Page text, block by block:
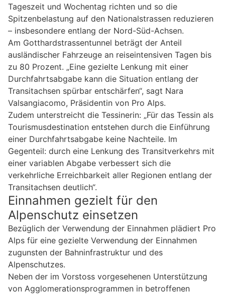
Tageszeit und Wochentag richten und so die
Spitzenbelastung auf den Nationalstrassen reduzieren
– insbesondere entlang der Nord-Süd-Achsen.
Am Gotthardstrassentunnel beträgt der Anteil
ausländischer Fahrzeuge an reiseintensiven Tagen bis
zu 80 Prozent. „Eine gezielte Lenkung mit einer
Durchfahrtsabgabe kann die Situation entlang der
Transitachsen spürbar entschärfen“, sagt Nara
Valsangiacomo, Präsidentin von Pro Alps.
Zudem unterstreicht die Tessinerin: „Für das Tessin als
Tourismusdestination entstehen durch die Einführung
einer Durchfahrtsabgabe keine Nachteile. Im
Gegenteil: durch eine Lenkung des Transitverkehrs mit
einer variablen Abgabe verbessert sich die
verkehrliche Erreichbarkeit aller Regionen entlang der
Transitachsen deutlich“.
Einnahmen gezielt für den
Alpenschutz einsetzen
Bezüglich der Verwendung der Einnahmen plädiert Pro
Alps für eine gezielte Verwendung der Einnahmen
zugunsten der Bahninfrastruktur und des
Alpenschutzes.
Neben der im Vorstoss vorgesehenen Unterstützung
von Agglomerationsprogrammen in betroffenen